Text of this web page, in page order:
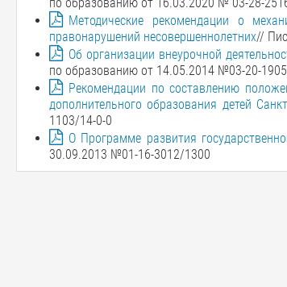
Методические рекомендации о
правонарушений несовершеннолетних//
Об организации внеурочной
по образованию от 14.05.2014 №03-20-
Рекомендации по составлению
дополнительного образования детей
1103/14-0-0
О Программе развития
30.09.2013 №01-16-3012/1300